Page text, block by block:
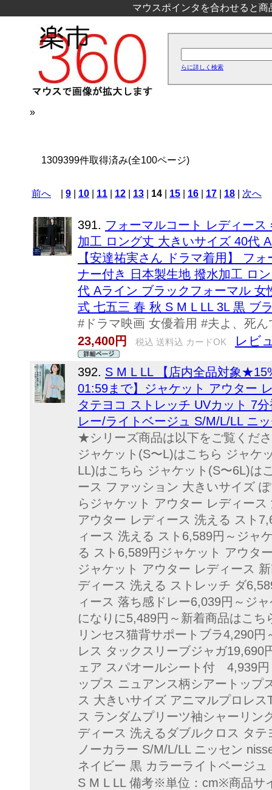
マウスポインタを合わせると
らに詳しく検索
»
1309399件取得済み(全100ページ)
前へ 9 10 11 12 13 14 15 16 17 18 次へ
391. フォーマルコート レディー
加工 ロング丈 大きいサイズ 40代
【安達祐実さん ドラマ着用】 フ
ナー付き 日本製生地 撥水加工 ロ
代 Aライン ブラックフォーマル
式 七五三 春 秋 S M L LL 3L 黒 ブ
#ドラマ映画 女優着用 #夫よ、死
23,400円
税込 送料込 カードOK レビ
392. S M L LL 【店内全品対象
01:59まで】ジャケット アウター
タテヨコ ストレッチ UVカット 7
レー/ライトベージュ S/M/L/LL ニ
★シリーズ商品は以下をご覧くだ
ジャケット(S〜L)はこちら ジャケ
LL)はこちら ジャケット(S〜6L)は
ース ファッション 大きいサイズ
らジャケット アウター レディー
アウター レディース 洗える スト
ィース 洗える スト6,589円～ジャ
る スト6,589円ジャケット アウタ
ジャケット アウター レディース
ディース 洗える ストレッチ ダ
ィース 落ち感ドレー6,039円～ジ
になりに5,489円～新着商品はこ
リンセス猫背サポートブラ4,290
レス タックスリーブジャガ19,690
ェア スパオールシート付 4,939
ップス ニュアンス柄シアートップ
ス 大きいサイズ アニマルプロレ
ス ランダムプリーツ袖シャーリン
ディース 洗えるダブルクロス タ
ノーカラー S/M/L/LL ニッセン
ネイビー 黒 カラーライトベージ
S M L LL 備考※単位：cm※商品サ